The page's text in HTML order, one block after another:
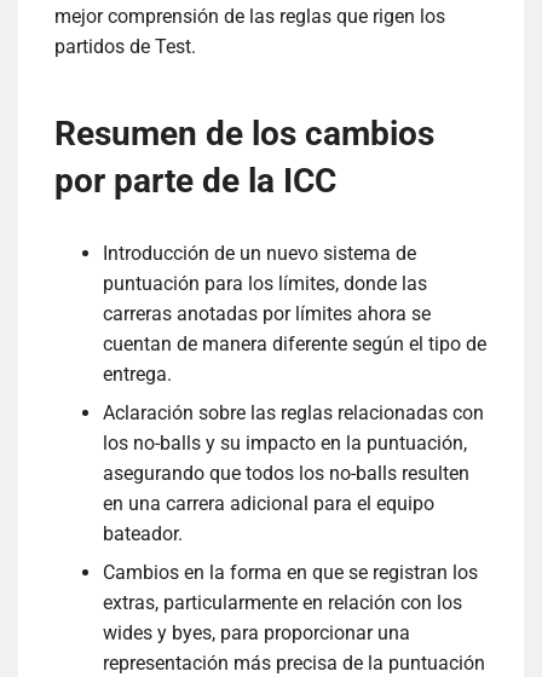
mejor comprensión de las reglas que rigen los
partidos de Test.
Resumen de los cambios
por parte de la ICC
Introducción de un nuevo sistema de
puntuación para los límites, donde las
carreras anotadas por límites ahora se
cuentan de manera diferente según el tipo de
entrega.
Aclaración sobre las reglas relacionadas con
los no-balls y su impacto en la puntuación,
asegurando que todos los no-balls resulten
en una carrera adicional para el equipo
bateador.
Cambios en la forma en que se registran los
extras, particularmente en relación con los
wides y byes, para proporcionar una
representación más precisa de la puntuación